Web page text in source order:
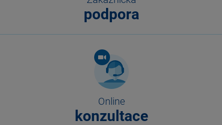
podpora
Online
konzultace